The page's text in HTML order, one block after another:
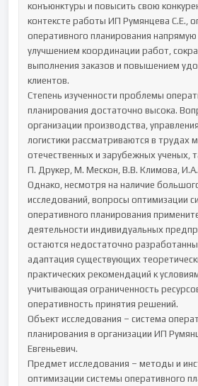
конъюнктуры и повысить свою
контексте работы ИП Румянцева С.Е.,
оперативного планирования напрямую
улучшением координации работ,
выполнения заказов и повышением
клиентов.
Степень изученности проблемы
планирования достаточно высока.
организации производства,
логистики рассматриваются в трудах
отечественных и зарубежных ученых,
П. Друкер, М. Мескон, В.В. Климова,
Однако, несмотря на наличие
исследований, вопросы оптимизации
оперативного планирования
деятельности индивидуальных
остаются недостаточно
адаптация существующих
практических рекомендаций к
учитывающая ограниченность
оперативность принятия решений.
Объект исследования – система
планирования в организации ИП
Евгеньевич.
Предмет исследования – методы и
оптимизации системы оперативного